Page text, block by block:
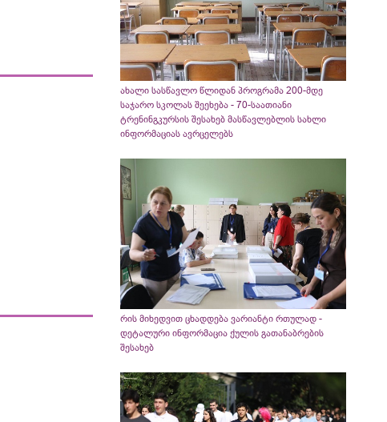
ახალი სასწავლო წლიდან პროგრამა 200-მდე
საჯარო სკოლას შეეხება - 70-საათიანი
ტრენინგკურსის შესახებ მასწავლებლის სახლი
ინფორმაციას ავრცელებს
რის მიხედვით ცხადდება ვარიანტი რთულად -
დეტალური ინფორმაცია ქულის გათანაბრების
შესახებ